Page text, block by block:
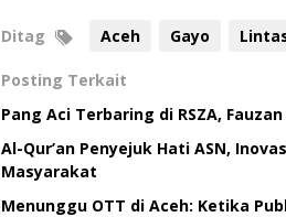
Ditag Aceh Gayo
Posting Terkait
Pang Aci Terbaring di RSZA,
Al-Qur’an Penyejuk Hati ASN,
Masyarakat
Menunggu OTT di Aceh: Ketika